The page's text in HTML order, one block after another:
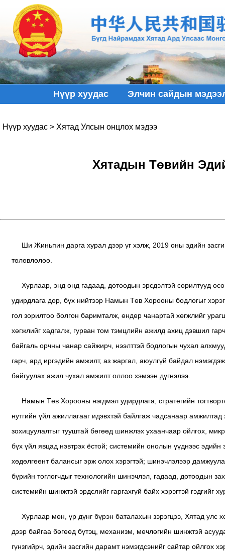
Нүүр хуудас Элчин сайдын
Нүүр хуудас > Хятад Улсын онцлох мэдээ
Хятадын Төвийн
Ши Жиньпин дарга хурал дээр үг хэлж, 2019 оны эдийн
төлөвлөлөө.
Хурлаар, энд онд гадаад, дотоодын эрсдэлтэй сорилтууд
удирдлага дор, бүх нийтээр Намын Төв Хорооны бодлогыг
гол зорилтоо болгон баримталж, өндөр чанартай хөгжлийг
хөгжлийг хадгалж, гурван том тэмцлийн ажилд ахиц дэвшил
байгаль орчны чанар сайжирч, нээлттэй бодлогын чухал
гарч, ард иргэдийн амжилт, аз жаргал, аюулгүй байдал
байгуулах ажил чухал амжилт оллоо хэмээн дүгнэлээ.
Намын Төв Хорооны нэгдмэл удирдлага, стратегийн
нутгийн үйл ажиллагааг идэвхтэй байлгаж чадсанаар
зохицуулалтыг тууштай бөгөөд шинжлэх ухаанчаар ойлгох,
бүх үйл явцад нэвтрэх ёстой; системийн онолын үүднээс эдийн
хөдөлгөөнт балансыг эрж олох хэрэгтэй; шинэчлэлээр
бүрийн тоглогчдыг технологийн шинэчлэл, гадаад, дотоодын
системийн шинжтэй эрдслийг гаргахгүй байх хэрэгтэй гэдгийг
Хурлаар мөн, үр дүнг бүрэн баталахын зэрэгцээ, Хятад улс
дээр байгаа бөгөөд бүтэц, механизм, мөчлөгийн шинжтэй
гүнзгийрч, эдийн засгийн дарамт нэмэгдсэнийг сайтар